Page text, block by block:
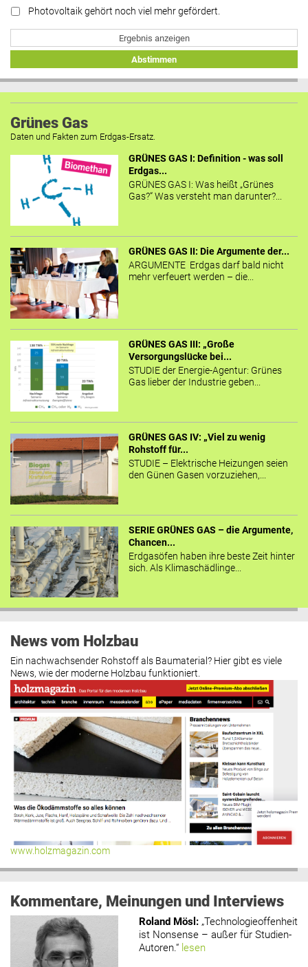
Photovoltaik gehört noch viel mehr gefördert.
Ergebnis anzeigen
Abstimmen
Grünes Gas
Daten und Fakten zum Erdgas-Ersatz.
GRÜNES GAS I: Definition - was soll
Erdgas...
GRÜNES GAS I: Was heißt „Grünes
Gas?“ Was versteht man darunter?...
GRÜNES GAS II: Die Argumente der...
ARGUMENTE Erdgas darf bald nicht
mehr verfeuert werden – die...
GRÜNES GAS III: „Große
Versorgungslücke bei...
STUDIE der Energie-Agentur: Grünes
Gas lieber der Industrie geben...
GRÜNES GAS IV: „Viel zu wenig
Rohstoff für...
STUDIE – Elektrische Heizungen seien
den Günen Gasen vorzuziehen,...
SERIE GRÜNES GAS – die Argumente,
Chancen...
Erdgasöfen haben ihre beste Zeit hinter
sich. Als Klimaschädlinge...
News vom Holzbau
Ein nachwachsender Rohstoff als Baumaterial? Hier gibt es viele
News, wie der moderne Holzbau funktioniert.
www.holzmagazin.com
Kommentare, Meinungen und Interviews
Roland Mösl : „Technologieoffenheit
ist Nonsense – außer für Studien-
Autoren.“ lesen